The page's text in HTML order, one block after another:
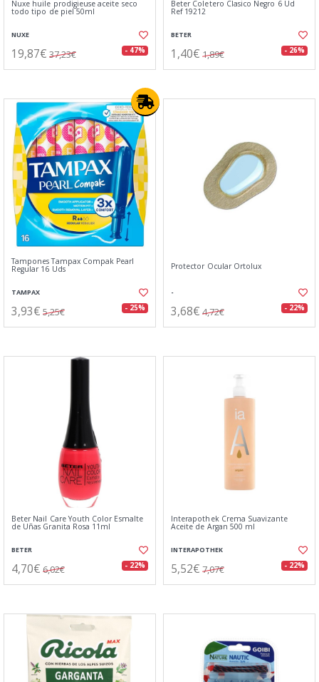
Nuxe huile prodigieuse aceite seco
todo tipo de piel 50ml
NUXE
19,87€ 37,23€ - 47%
Beter Coletero Clasico Negro 6 Ud
Ref 19212
BETER
1,40€ 1,89€ - 26%
Tampones Tampax Compak Pearl
Regular 16 Uds
TAMPAX
3,93€ 5,25€ - 25%
Protector Ocular Ortolux
-
3,68€ 4,72€ - 22%
Beter Nail Care Youth Color Esmalte
de Uñas Granita Rosa 11ml
BETER
4,70€ 6,02€ - 22%
Interapothek Crema Suavizante
Aceite de Argan 500 ml
INTERAPOTHEK
5,52€ 7,07€ - 22%